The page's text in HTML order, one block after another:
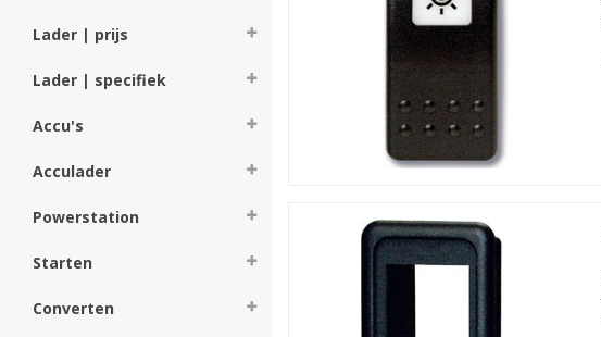
Lader | prijs
Lader | specifiek
Accu's
Acculader
Powerstation
Starten
Converten